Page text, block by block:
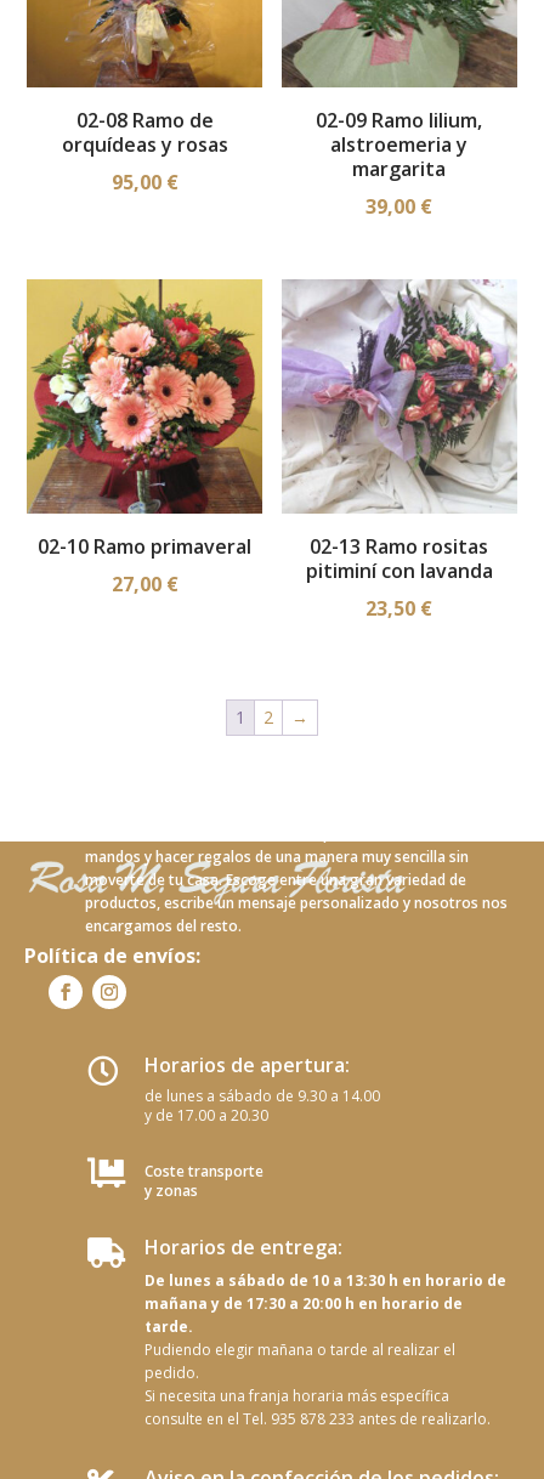
02-08 Ramo de
orquídeas y rosas
95,00 €
02-09 Ramo lilium,
alstroemeria y
margarita
39,00 €
02-10 Ramo primaveral
27,00 €
02-13 Ramo rositas
pitiminí con lavanda
23,50 €
1 2 →
Política de envíos:
mandos y hacer regalos de una manera muy sencilla sin
moverte de tu casa. Escoge entre una gran variedad de
productos, escribe un mensaje personalizado y nosotros nos
encargamos del resto.
 Horarios de apertura:
de lunes a sábado de 9.30 a 14.00
y de 17.00 a 20.30

Coste transporte
y zonas
 Horarios de entrega:
De lunes a sábado de 10 a 13:30 h en horario de
mañana y de 17:30 a 20:00 h en horario de
tarde.
Pudiendo elegir mañana o tarde al realizar el
pedido.
Si necesita una franja horaria más específica
consulte en el Tel. 935 878 233 antes de realizarlo.